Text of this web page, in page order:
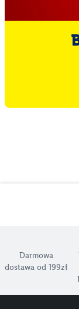
Darmowa
dostawa od 199zł